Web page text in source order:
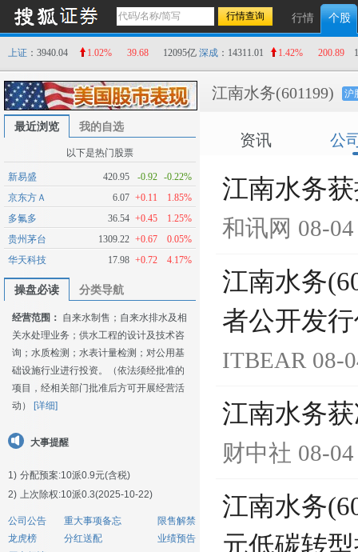
行情 个股
上证 ：3940.04 1.02% 39.68 12095亿 深成 ：14311.01 1.42% 200.89
最近浏览 我的自选
以下是热门股票
新易盛 420.95 -0.92 -0.22%
京东方Ａ
6.07 +0.11
1.85%
多氟多
36.54 +0.45
1.25%
贵州茅台
1309.22 +0.67
0.05%
华天科技
17.98 +0.72 4.17%
操盘必读 分类导航
经营范围： 自来水制售；自来水排水及相
关水处理业务；供水工程的设计及技术咨
询；水质检测；水表计量检测；对公用基
础设施行业进行投资。（依法须经批准的
项目，经相关部门批准后方可开展经营活
动）
[详细]
大事提醒
1) 分配预案:10派0.9元(含税)
2) 上次除权:10派0.3(2025-10-22)
公司公告 重大事项备忘
限售解禁
龙虎榜
分红送配
业绩预告
江南水务(601199) 沪
资讯 公
江南水务
和讯网 08-
江南水务
者公开发
ITBEAR 08-
江南水务
财中社 08-
江南水务
元低碳转